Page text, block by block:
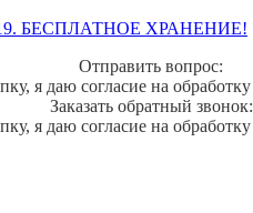
БЕСПЛАТНОЕ ХРАНЕНИЕ!
Отправить вопрос:
я даю согласие на обработку
Заказать обратный звонок:
я даю согласие на обработку